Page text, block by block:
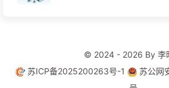
© 2024 - 2026 By 李
苏ICP备2025200263号-1
苏公网